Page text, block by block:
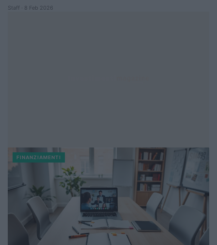
Staff · 8 Feb 2026
FINANZIAMENTI